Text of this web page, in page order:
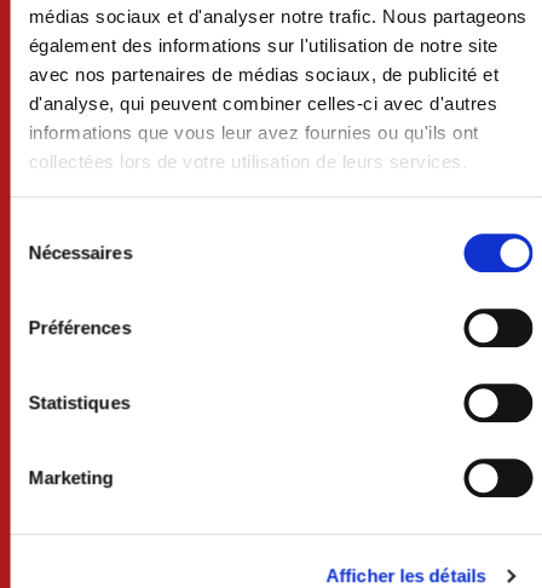
médias sociaux et d'analyser notre trafic. Nous partageons
également des informations sur l'utilisation de notre site
avec nos partenaires de médias sociaux, de publicité et
d'analyse, qui peuvent combiner celles-ci avec d'autres
informations que vous leur avez fournies ou qu'ils ont
collectées lors de votre utilisation de leurs services.
consentement
Nécessaires
Préférences
Statistiques
Marketing
Afficher les détails
VILLE DE CRAON
BP 74 - 53400 CRAON
02 43 06 13 09
Lundi au mercredi 8h30-12h et 13h30-18h
Samedi 9h-12h (uniquement sur rdv)
Lundi au mercredi 8h30-12h et 13h30-17h30
Liens utiles